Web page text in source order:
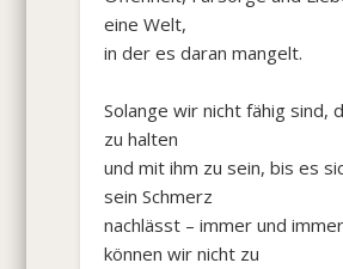
eine Welt,
in der es daran mangelt.
Solange wir nicht fähig sind,
zu halten
und mit ihm zu sein, bis es
sein Schmerz
nachlässt – immer und
können wir nicht zu